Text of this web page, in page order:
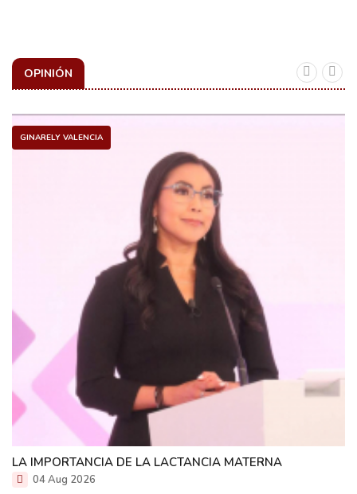
OPINIÓN
GINARELY VALENCIA
LA IMPORTANCIA DE LA LACTANCIA MATERNA
04 Aug 2026